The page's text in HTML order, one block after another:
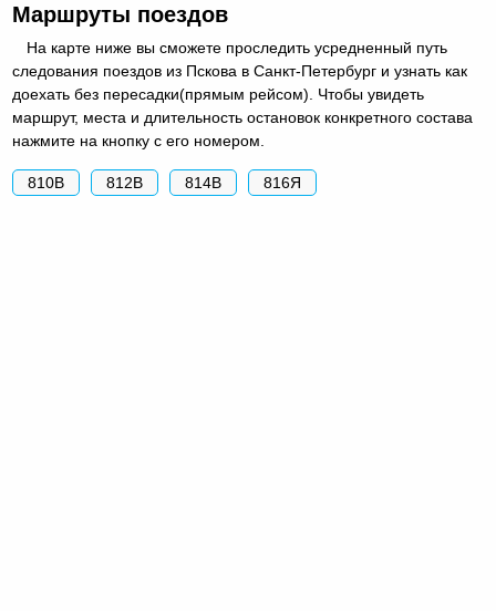
Маршруты поездов
На карте ниже вы сможете проследить усредненный путь
следования поездов из Пскова в Санкт-Петербург и узнать как
доехать без пересадки(прямым рейсом). Чтобы увидеть
маршрут, места и длительность остановок конкретного состава
нажмите на кнопку с его номером.
810В 812В 814В 816Я